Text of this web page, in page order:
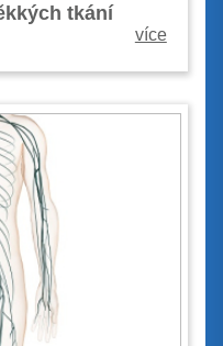
tkání
více